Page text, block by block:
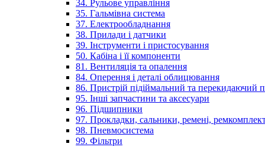
34. Рульове управління
35. Гальмівна система
37. Електрообладнання
38. Прилади і датчики
39. Інструменти і пристосування
50. Кабіна і її компоненти
81. Вентиляція та опалення
84. Оперення і деталі облицювання
86. Пристрій підіймальний та перекидаючий
95. Інші запчастини та аксесуари
96. Підшипники
97. Прокладки, сальники, ремені,
98. Пневмосистема
99. Фільтри